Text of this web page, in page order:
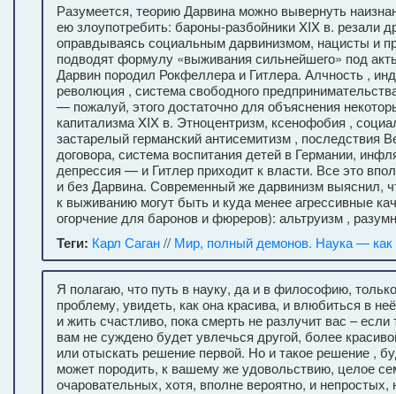
Разумеется, теорию Дарвина можно вывернуть
ею злоупотребить: бароны-разбойники XIX в. резали
оправдываясь социальным дарвинизмом, нацисты и
подводят формулу «выживания сильнейшего» под
Дарвин породил Рокфеллера и Гитлера. Алчность ,
революция , система свободного
— пожалуй, этого достаточно для объяснения
капитализма XIX в. Этноцентризм, ксенофобия ,
застарелый германский антисемитизм , последствия
договора, система воспитания детей в Германии,
депрессия — и Гитлер приходит к власти. Все это
и без Дарвина. Современный же дарвинизм выяснил,
к выживанию могут быть и куда менее агрессивные
огорчение для баронов и фюреров): альтруизм ,
Теги: Карл Саган// Мир, полный демонов. Наука — как
Я полагаю, что путь в науку, да и в философию,
проблему, увидеть, как она красива, и влюбиться в
и жить счастливо, пока смерть не разлучит вас – если
вам не суждено будет увлечься другой, более
или отыскать решение первой. Но и такое решение ,
может породить, к вашему же удовольствию, целое
очаровательных, хотя, вполне вероятно, и